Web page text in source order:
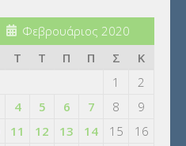
Φεβρουάριος 2020
Τ Τ Π Π Σ
Κ
1
2
4 5 6 7 8
9
11 12 13 14 15
16